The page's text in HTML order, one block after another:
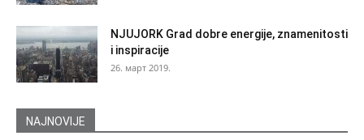
NJUJORK Grad dobre energije, znamenitosti
i inspiracije
26. март 2019.
NAJNOVIJE